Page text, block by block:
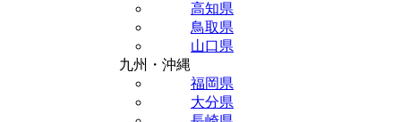
高知県
鳥取県
山口県
九州・沖縄
福岡県
大分県